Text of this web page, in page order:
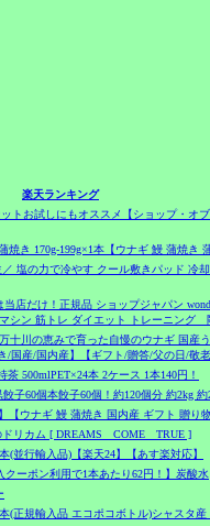
楽天ランキング
トお試しにもオススメ【ショップ・オ
焼き 170g-199g×1本【ウナギ 鰻 蒲焼き
塩の力で冷やす クール敷きパッド 冷
店だけ！正規品 ショップジャパン
シン 筋トレ ダイエット トレーニング
十川の恵みで育った自慢のウナギ 国産
/国産/国内産】【ギフト/贈答/父の日/敬
500mlPET×24本 2ケース 1本140円！
子60個本餃子60個！約120個分 約2kg
【ウナギ 鰻 蒲焼き 国内産 ギフト 贈り
カム [ DREAMS COME TRUE ]
(並行輸入品)【楽天24】【あす楽対応】
クーポン利用で1本あたり62円！】炭酸水
(正規輸入品 エコポコボトル)シャスタ